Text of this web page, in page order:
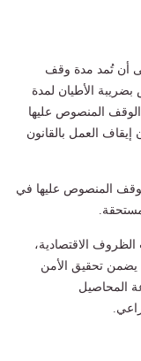
أن تُمد مدة وقف
رقم 113 لسنة 1939 الخاص بضريبة الأطيان لمدة
الوقف المنصوص عليها
من القانون رقم 9 لسنة 2025 بشأن إيقاف العمل بالقانون
المنصوص عليها في
الاقتصادية،
يضمن تحقيق الأمن
المحاصيل